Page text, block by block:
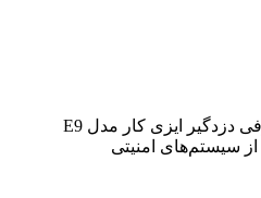
دزدگیر ایزی کار مدل E9 معرفی دزدگیر ایزی کار مدل E9